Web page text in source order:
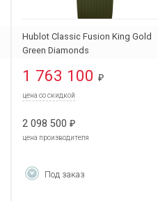
Hublot Classic Fusion King Gold
Green Diamonds
1 763 100 ₽
цена со скидкой
2 098 500 ₽
цена производителя
Под заказ